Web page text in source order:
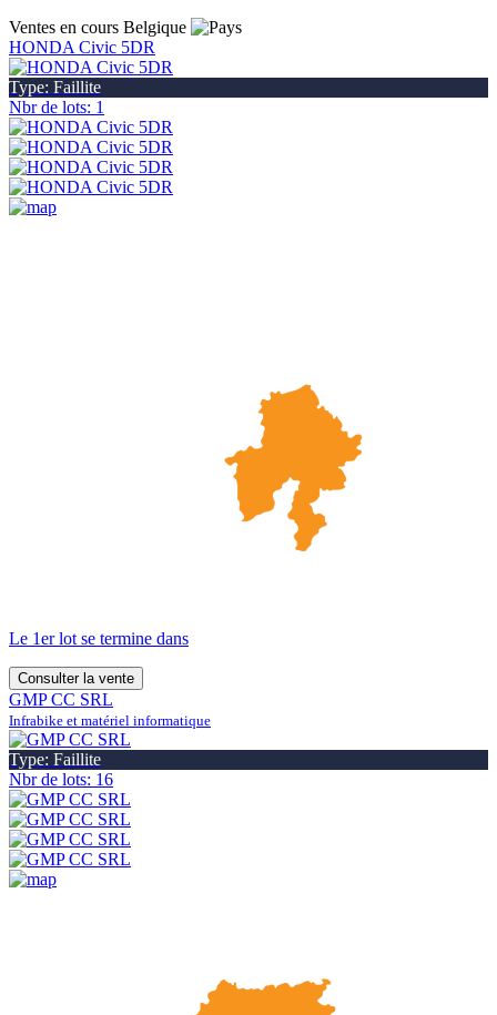
Ventes en cours Belgique
HONDA Civic 5DR
Type: Faillite
Nbr de lots: 1
Le 1er lot se termine dans
Consulter la vente
GMP CC SRL
Infrabike et matériel informatique
Type: Faillite
Nbr de lots: 16